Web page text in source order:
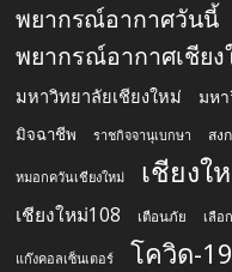
พยากรณ์อากาศวันนี้
พยากรณ์อากาศเชียง
มหาวิทยาลัยเชียงใหม่ มห
มิจฉาชีพ ราชกิจจานุเบกษา สง
หมอกควันเชียงใหม่ เชียงใ
เชียงใหม่108 เตือนภัย เลือ
แก๊งคอลเซ็นเตอร์ โควิด-19